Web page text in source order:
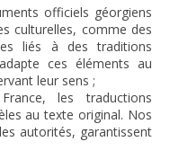
officiels géorgiens
culturelles, comme des
liés à des traditions
ces éléments au
leur sens ;
les traductions
au texte original. Nos
autorités, garantissent